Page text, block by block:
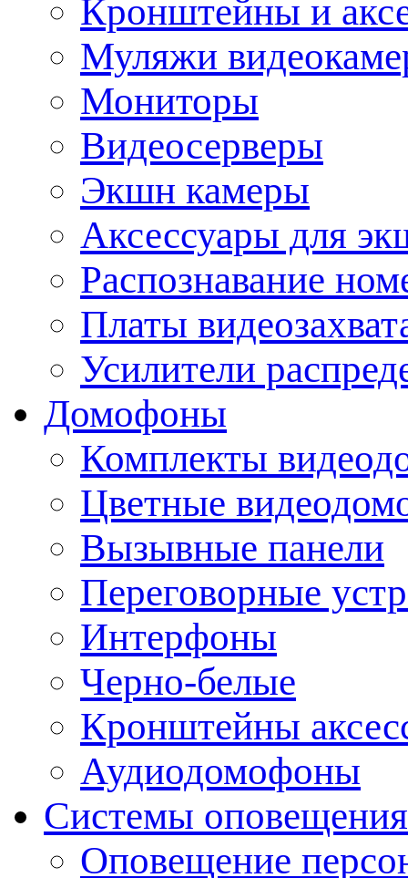
Кронштейны и
Муляжи
Мониторы
Видеосерверы
Экшн камеры
Аксессуары для
Распознавание
Платы
Усилители
Домофоны
Комплекты
Цветные
Вызывные панели
Переговорные
Интерфоны
Черно-белые
Кронштейны
Аудиодомофоны
Системы оповещения
Оповещение